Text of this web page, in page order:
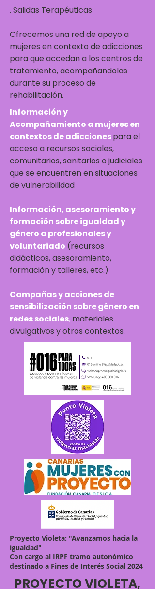
. Salidas Terapéuticas
Ofrecemos una red de apoyo a
mujeres en contexto de adicciones
para que accedan a los centros de
tratamiento, acompañandolas
durante su proceso de
rehabilitación.
Información y
Acompañamiento a mujeres en
contextos de adiccionespara el
acceso a recursos sociales,
comunitarios, sanitarios o judiciales
que se encuentren en situaciones
de vulnerabilidad
Información, asesoramiento y
formación sobre igualdad y
género a profesionales y
voluntariado (recursos
didácticos, asesoramiento,
formación y talleres, etc.)
Campañas y acciones de
sensibilización sobre género en
redes sociales, materiales
divulgativos y otros contextos.
Proyecto Violeta: "Avanzamos hacia la
igualdad"
Con cargo al IRPF tramo autonómico
destinado a Fines de Interés Social 2024
PROYECTO VIOLETA,